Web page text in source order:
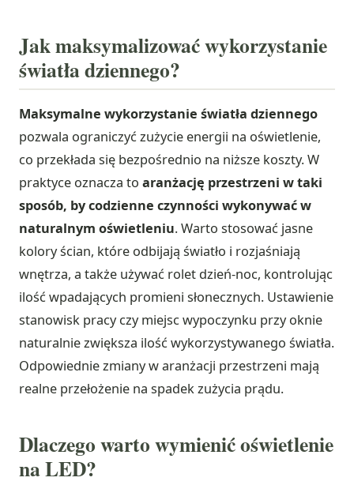
Jak maksymalizować wykorzystanie
światła dziennego?
Maksymalne wykorzystanie światła dziennego
pozwala ograniczyć zużycie energii na oświetlenie,
co przekłada się bezpośrednio na niższe koszty. W
praktyce oznacza to aranżację przestrzeni w taki
sposób, by codzienne czynności wykonywać w
naturalnym oświetleniu. Warto stosować jasne
kolory ścian, które odbijają światło i rozjaśniają
wnętrza, a także używać rolet dzień-noc, kontrolując
ilość wpadających promieni słonecznych. Ustawienie
stanowisk pracy czy miejsc wypoczynku przy oknie
naturalnie zwiększa ilość wykorzystywanego światła.
Odpowiednie zmiany w aranżacji przestrzeni mają
realne przełożenie na spadek zużycia prądu.
Dlaczego warto wymienić oświetlenie
na LED?